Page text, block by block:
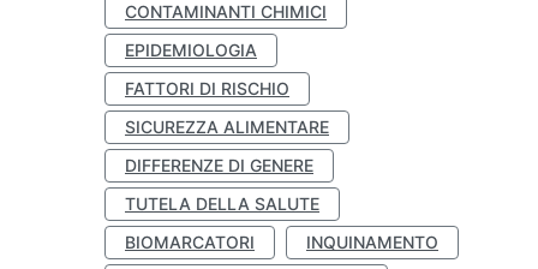
CONTAMINANTI CHIMICI
EPIDEMIOLOGIA
FATTORI DI RISCHIO
SICUREZZA ALIMENTARE
DIFFERENZE DI GENERE
TUTELA DELLA SALUTE
BIOMARCATORI
INQUINAMENTO